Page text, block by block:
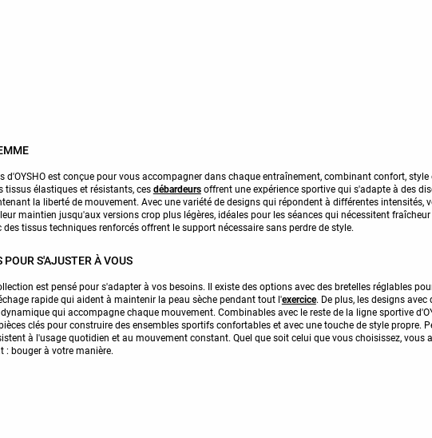
d'OYSHO est conçue pour vous accompagner dans chaque entraînement, combinant confort,
tissus élastiques et résistants, ces débardeursoffrent une expérience sportive qui s'adapte à des
la liberté de mouvement. Avec une variété de designs qui répondent à différentes intensités,
maintien jusqu'aux versions crop plus légères, idéales pour les séances qui nécessitent
des tissus techniques renforcés offrent le support nécessaire sans perdre de style.
POUR S'AJUSTER À VOUS
est pensé pour s'adapter à vos besoins. Il existe des options avec des bretelles réglables
rapide qui aident à maintenir la peau sèche pendant tout l'exercice. De plus, les designs
qui accompagne chaque mouvement. Combinables avec le reste de la ligne sportive
clés pour construire des ensembles sportifs confortables et avec une touche de style propre.
à l'usage quotidien et au mouvement constant. Quel que soit celui que vous choisissez, vous
: bouger à votre manière.